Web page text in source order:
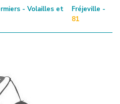
- Volailles et
Fréjeville -
81